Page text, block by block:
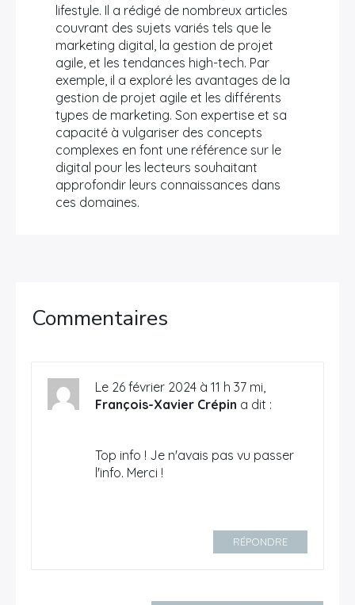
lifestyle. Il a rédigé de nombreux articles
couvrant des sujets variés tels que le
marketing digital, la gestion de projet
agile, et les tendances high-tech. Par
exemple, il a exploré les avantages de la
gestion de projet agile et les différents
types de marketing. Son expertise et sa
capacité à vulgariser des concepts
complexes en font une référence sur le
digital pour les lecteurs souhaitant
approfondir leurs connaissances dans
ces domaines.
Commentaires
Le 26 février 2024 à 11 h 37 mi,
François-Xavier Crépin a dit :
Top info ! Je n'avais pas vu passer
l'info. Merci !
RÉPONDRE